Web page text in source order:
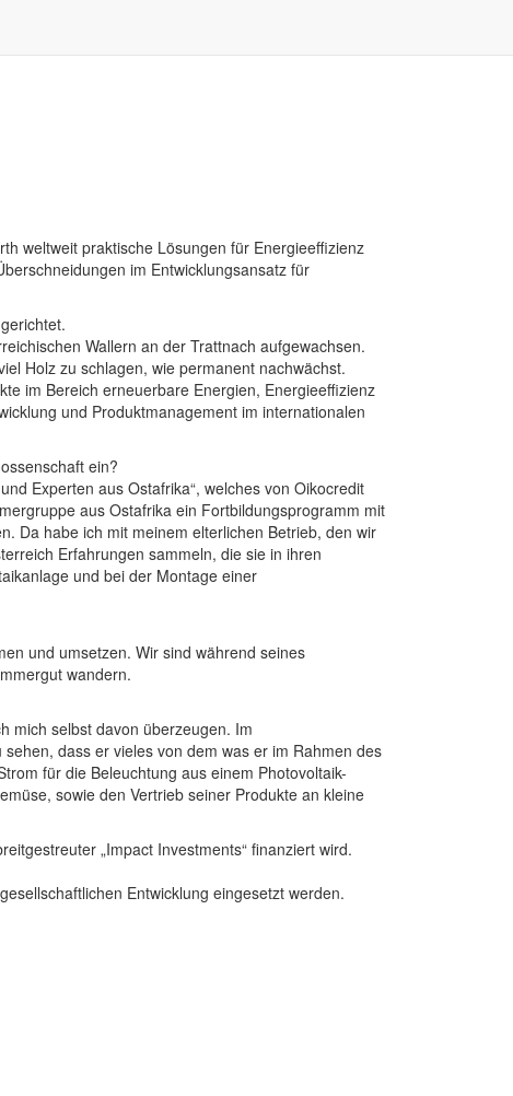
weltweit praktische Lösungen für Energieeffizienz
im Entwicklungsansatz für
Wallern an der Trattnach aufgewachsen.
Holz zu schlagen, wie permanent nachwächst.
im Bereich erneuerbare Energien, Energieeffizienz
und Produktmanagement im internationalen
ein?
Experten aus Ostafrika“, welches von Oikocredit
aus Ostafrika ein Fortbildungsprogramm mit
Da habe ich mit meinem elterlichen Betrieb, den wir
Erfahrungen sammeln, die sie in ihren
und bei der Montage einer
und umsetzen. Wir sind während seines
wandern.
mich selbst davon überzeugen. Im
dass er vieles von dem was er im Rahmen des
für die Beleuchtung aus einem Photovoltaik-
sowie den Vertrieb seiner Produkte an kleine
„Impact Investments“ finanziert wird.
Entwicklung eingesetzt werden.